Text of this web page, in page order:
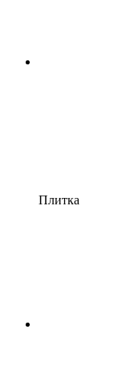
Плитка